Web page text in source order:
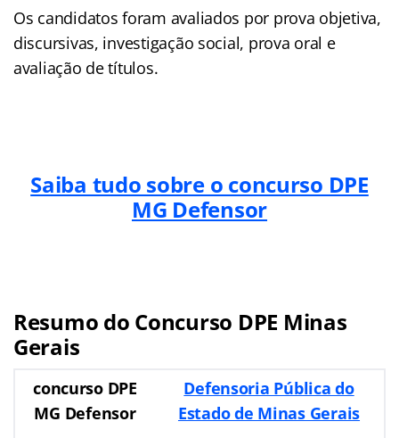
Os candidatos foram avaliados por prova objetiva,
discursivas, investigação social, prova oral e
avaliação de títulos.
Saiba tudo sobre o concurso DPE
MG Defensor
Resumo do Concurso DPE Minas
Gerais
concurso DPE
MG Defensor
Defensoria Pública do
Estado de Minas Gerais